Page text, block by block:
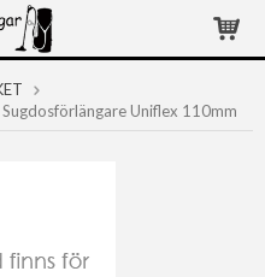
Sugdosförlängare Uniflex 110mm